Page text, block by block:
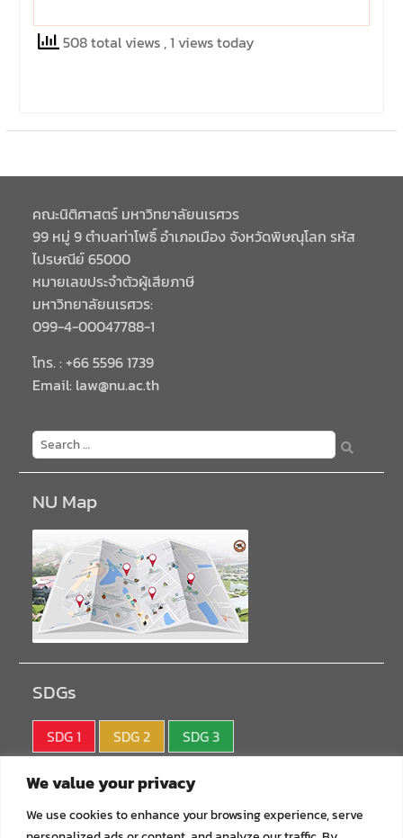
We value your privacy
We use cookies to enhance your browsing experience, serve
508 total views , 1 views today
คณะนิติศาสตร์ มหาวิทยาลัยนเรศวร
99 หมู่ 9 ตำบลท่าโพธิ์ อำเภอเมือง จังหวัดพิษณุโลก รหัส
ไปรษณีย์ 65000
หมายเลขประจำตัวผู้เสียภาษี
มหาวิทยาลัยนเรศวร:
099-4-00047788-1
โทร. : +66 5596 1739
Email: law@nu.ac.th
NU Map
SDGs
SDG 1 SDG 2
SDG 3
SDG 4
SDG 7
SDG 8
SDG 9